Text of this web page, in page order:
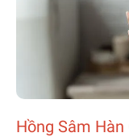
Hồng Sâm